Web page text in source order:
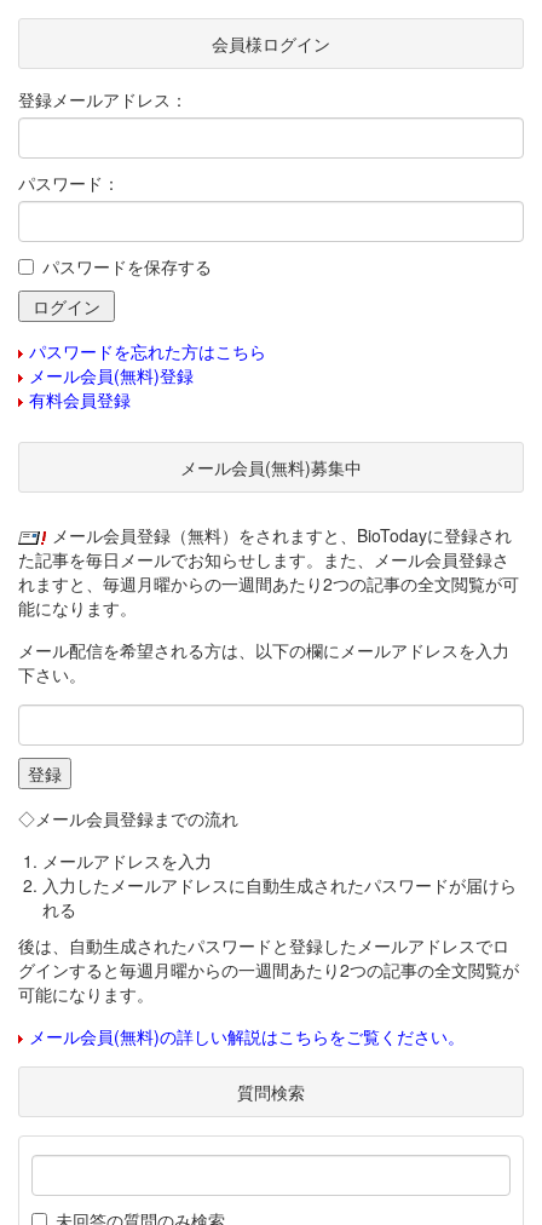
会員様ログイン
登録メールアドレス：
パスワード：
パスワードを保存する
パスワードを忘れた方はこちら
メール会員(無料)登録
有料会員登録
メール会員(無料)募集中
メール会員登録（無料）をされますと、BioTodayに登録され
た記事を毎日メールでお知らせします。また、メール会員登録さ
れますと、毎週月曜からの一週間あたり2つの記事の全文閲覧が可
能になります。
メール配信を希望される方は、以下の欄にメールアドレスを入力
下さい。
◇メール会員登録までの流れ
メールアドレスを入力
入力したメールアドレスに自動生成されたパスワードが届けら
れる
後は、自動生成されたパスワードと登録したメールアドレスでロ
グインすると毎週月曜からの一週間あたり2つの記事の全文閲覧が
可能になります。
メール会員(無料)の詳しい解説はこちらをご覧ください。
質問検索
未回答の質問のみ検索